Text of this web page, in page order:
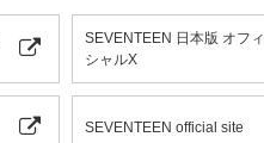
SEVENTEEN 日本版 オフィ
シャルX
SEVENTEEN official site